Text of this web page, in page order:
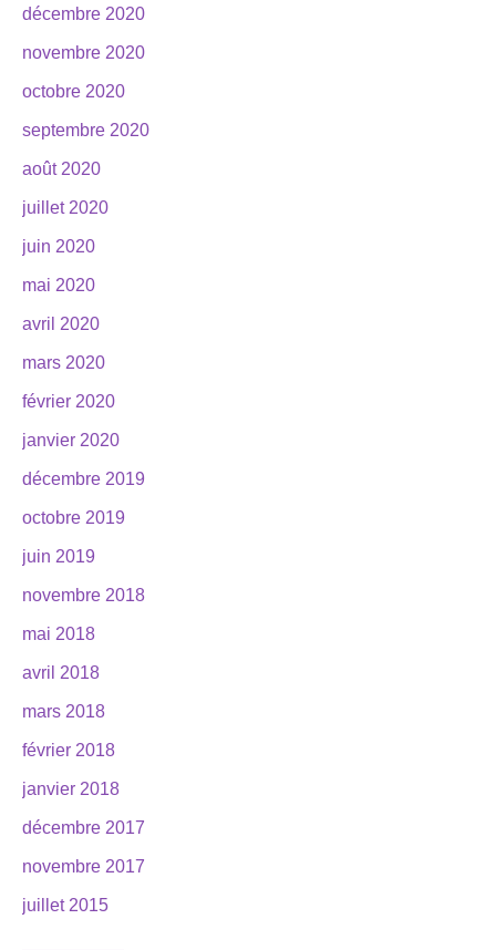
décembre 2020
novembre 2020
octobre 2020
septembre 2020
août 2020
juillet 2020
juin 2020
mai 2020
avril 2020
mars 2020
février 2020
janvier 2020
décembre 2019
octobre 2019
juin 2019
novembre 2018
mai 2018
avril 2018
mars 2018
février 2018
janvier 2018
décembre 2017
novembre 2017
juillet 2015